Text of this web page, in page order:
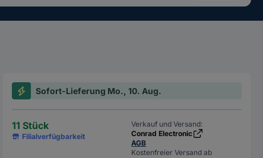
Sofort-Lieferung Mo., 10. Aug.
11 Stück
Filialverfügbarkeit
Verkauf und Versand:
Conrad Electronic
AGB
Kostenfreier Versand ab